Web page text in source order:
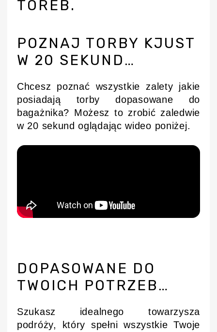
TOREB.
POZNAJ TORBY KJUST
W 20 SEKUND…
Chcesz poznać wszystkie zalety jakie
posiadają torby dopasowane do
bagażnika? Możesz to zrobić zaledwie
w 20 sekund oglądając wideo poniżej.
DOPASOWANE DO
TWOICH POTRZEB…
Szukasz idealnego towarzysza
podróży, który spełni wszystkie Twoje